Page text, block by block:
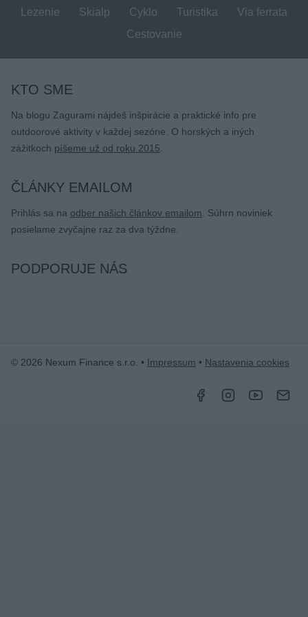
Lezenie Skialp Cyklo Turistika
Via ferrata
Cestovanie
KTO SME
Na blogu Zagurami nájdeš inšpirácie a praktické info pre
outdoorové aktivity v každej sezóne. O horských a iných
zážitkoch píšeme už od roku 2015
ČLÁNKY EMAILOM
Prihlás sa na odber našich článkov emailom . Súhrn noviniek
posielame zvyčajne raz za dva týždne.
PODPORUJE NÁS
© 2026 Nexum Finance s.r.o. • Impressum • Nastavenia cookies